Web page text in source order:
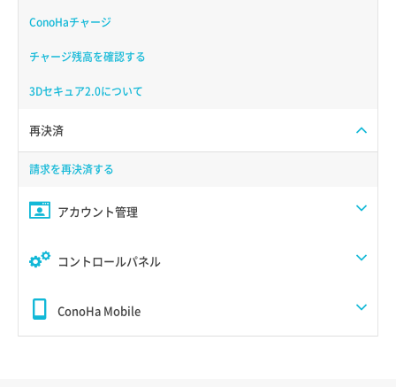
ConoHaチャージ
チャージ残高を確認する
3Dセキュア2.0について
再決済
請求を再決済する
アカウント管理
コントロールパネル
ConoHa Mobile